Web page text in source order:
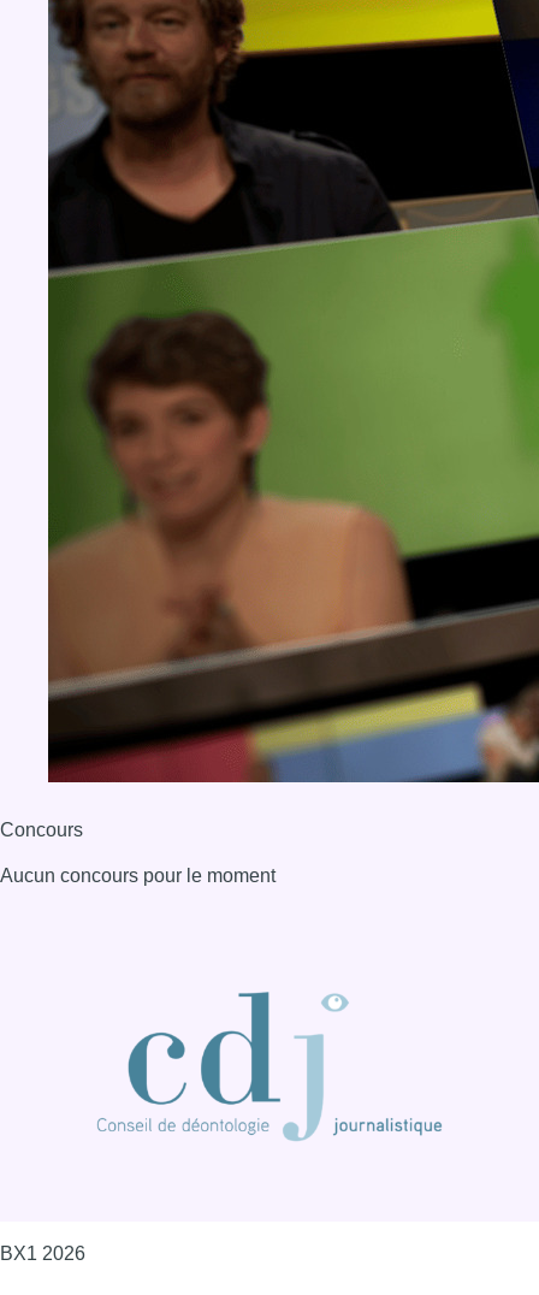
Concours
Aucun concours pour le moment
BX1 2026